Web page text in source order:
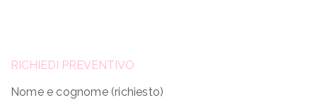
RICHIEDI PREVENTIVO
Nome e cognome (richiesto)